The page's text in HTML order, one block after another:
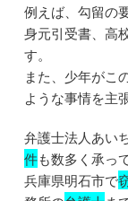
例えば、勾留の
身元引受書、高
す。
また、少年がこ
ような事情を主
弁護士法人あい
件も数多く承っ
兵庫県明石市で